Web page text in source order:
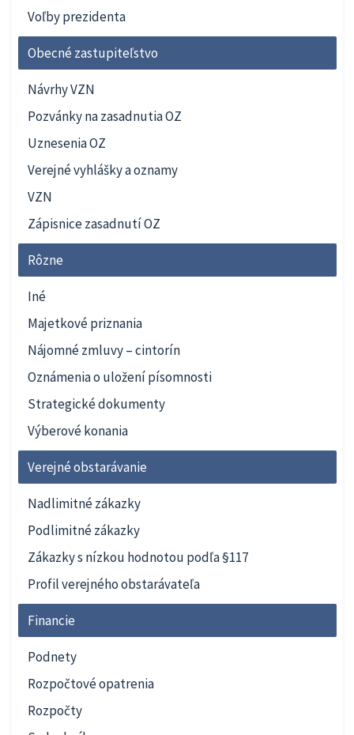
Voľby prezidenta
Obecné zastupiteľstvo
Návrhy VZN
Pozvánky na zasadnutia OZ
Uznesenia OZ
Verejné vyhlášky a oznamy
VZN
Zápisnice zasadnutí OZ
Rôzne
Iné
Majetkové priznania
Nájomné zmluvy – cintorín
Oznámenia o uložení písomnosti
Strategické dokumenty
Výberové konania
Verejné obstarávanie
Nadlimitné zákazky
Podlimitné zákazky
Zákazky s nízkou hodnotou podľa §117
Profil verejného obstarávateľa
Financie
Podnety
Rozpočtové opatrenia
Rozpočty